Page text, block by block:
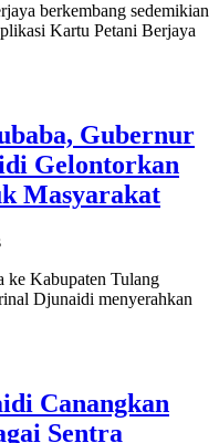
berkembang sedemikian
Kartu Petani Berjaya
Gubernur
Gelontorkan
Masyarakat
Kabupaten Tulang
Djunaidi menyerahkan
Canangkan
Sentra